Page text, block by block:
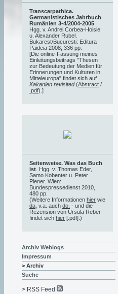
Transcarpathica.
Germanistisches Jahrbuch
Rumänien 3-4/2004-2005
Hgg. v. Andrei Corbea-Hoisie
u. Alexander Rubel.
Bukarest/Bucuresti: Editura
Paideia 2008, 336 pp.
[Die online-Fassung meines
Einleitungsbeitrags "Thesen
zur Bedeutung der Medien für
Erinnerungen und Kulturen in
Mitteleuropa" findet sich auf
Kakanien revisited(Abstract /
.pdf).]
Seitenweise. Was das Buch
ist . Hgg. v. Thomas Eder,
Samo Kobenter u. Peter
Plener. Wien:
Bundespressedienst 2010,
480 pp.
(Weitere Informationen hier wie
da , v.a. auch do. - und die
Rezension von Ursula Reber
findet sich hier [.pdf].)
Archiv Weblogs
Impressum
> Archiv
Suche
> RSS Feed